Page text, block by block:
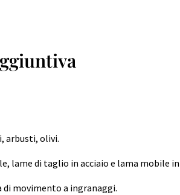
arbusti, olivi.
lame di taglio in acciaio e lama mobile
di movimento a ingranaggi.